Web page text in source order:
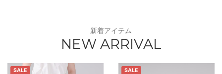
新着アイテム
NEW ARRIVAL
SALE SALE